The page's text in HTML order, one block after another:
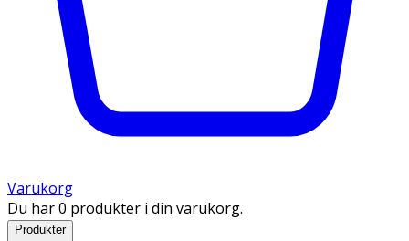
Varukorg
Du har 0 produkter i din varukorg.
Produkter